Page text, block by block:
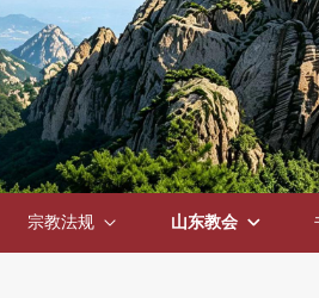
宗教法规 山东教会